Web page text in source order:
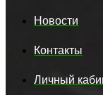
Новости
Контакты
Личный